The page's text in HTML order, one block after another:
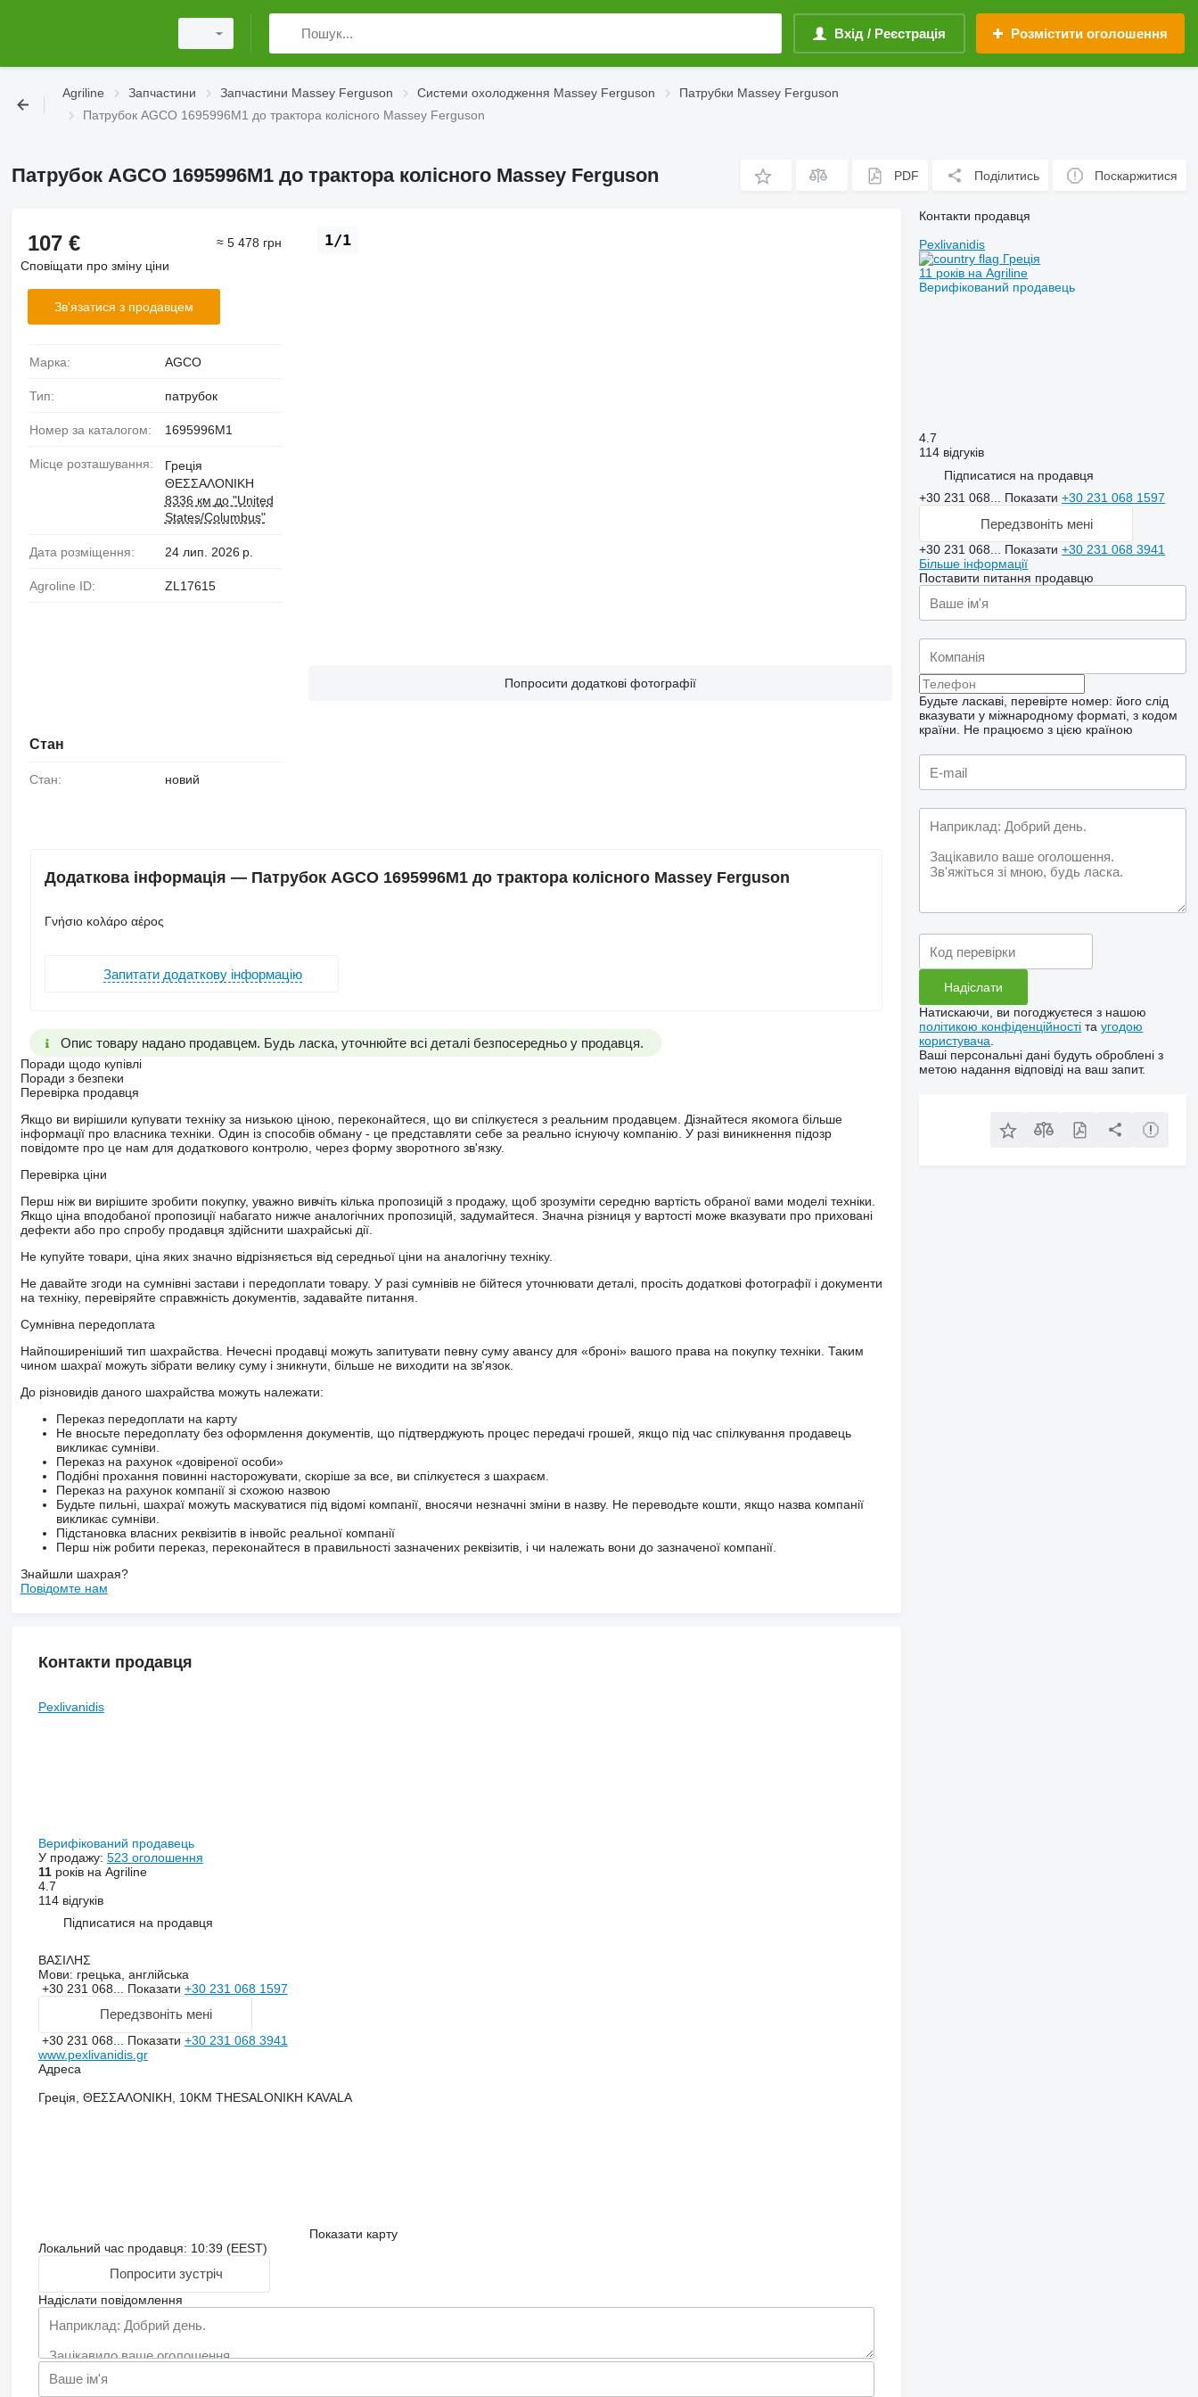
Вхід / Реєстрація Розмістити оголошення
Agriline Запчастини Запчастини Massey Ferguson Системи охолодження Massey Ferguson
Патрубки Massey Ferguson
Патрубок AGCO 1695996M1 до трактора колісного Massey Ferguson
Патрубок AGCO 1695996M1 до трактора колісного Massey Ferguson PDF Поділитись Поскаржитися
1/1
Попросити додаткові фотографії
107 €
≈ 5 478 грн
Сповіщати про зміну ціни
Зв'язатися з продавцем
Марка: AGCO
Тип: патрубок
Номер за каталогом: 1695996M1
Місце розташування:
Греція
ΘΕΣΣΑΛΟΝΙΚΗ
8336 км до "United
States/Columbus"
Дата розміщення: 24 лип. 2026 р.
Agroline ID: ZL17615
Стан
Стан: новий
Додаткова інформація — Патрубок AGCO 1695996M1 до трактора колісного Massey Ferguson
Γνήσιο κολάρο αέρος
Запитати додаткову інформацію
Опис товару надано продавцем. Будь ласка, уточнюйте всі деталі безпосередньо у продавця.
Поради щодо купівлі
Поради з безпеки
Перевірка продавця
Якщо ви вирішили купувати техніку за низькою ціною, переконайтеся, що ви спілкуєтеся з реальним продавцем. Дізнайтеся якомога більше
інформації про власника техніки. Один із способів обману - це представляти себе за реально існуючу компанію. У разі виникнення підозр
повідомте про це нам для додаткового контролю, через форму зворотного зв'язку.
Перевірка ціни
Перш ніж ви вирішите зробити покупку, уважно вивчіть кілька пропозицій з продажу, щоб зрозуміти середню вартість обраної вами моделі техніки.
Якщо ціна вподобаної пропозиції набагато нижче аналогічних пропозицій, задумайтеся. Значна різниця у вартості може вказувати про приховані
дефекти або про спробу продавця здійснити шахрайські дії.
Не купуйте товари, ціна яких значно відрізняється від середньої ціни на аналогічну техніку.
Не давайте згоди на сумнівні застави і передоплати товару. У разі сумнівів не бійтеся уточнювати деталі, просіть додаткові фотографії і документи
на техніку, перевіряйте справжність документів, задавайте питання.
Сумнівна передоплата
Найпоширеніший тип шахрайства. Нечесні продавці можуть запитувати певну суму авансу для «броні» вашого права на покупку техніки. Таким
чином шахраї можуть зібрати велику суму і зникнути, більше не виходити на зв'язок.
До різновидів даного шахрайства можуть належати:
Переказ передоплати на карту
Не вносьте передоплату без оформлення документів, що підтверджують процес передачі грошей, якщо під час спілкування продавець
викликає сумніви.
Переказ на рахунок «довіреної особи»
Подібні прохання повинні насторожувати, скоріше за все, ви спілкуєтеся з шахраєм.
Переказ на рахунок компанії зі схожою назвою
Будьте пильні, шахраї можуть маскуватися під відомі компанії, вносячи незначні зміни в назву. Не переводьте кошти, якщо назва компанії
викликає сумніви.
Підстановка власних реквізитів в інвойс реальної компанії
Перш ніж робити переказ, переконайтеся в правильності зазначених реквізитів, і чи належать вони до зазначеної компанії.
Знайшли шахрая?
Повідомте нам
Контакти продавця
Pexlivanidis
Верифікований продавець
У продажу: 523 оголошення
11років на Agriline
4.7
114 відгуків
Підписатися на продавця
ΒΑΣΙΛΗΣ
Мови: грецька, англійська
+30 231 068... Показати +30 231 068 1597
Передзвоніть мені
+30 231 068... Показати +30 231 068 3941
www.pexlivanidis.gr
Адреса
Греція, ΘΕΣΣΑΛΟΝΙΚΗ, 10KM THESALONIKH KAVALA
Показати карту
Локальний час продавця: 10:39 (EEST)
Попросити зустріч
Надіслати повідомлення
Контакти продавця
Pexlivanidis
Греція
11 років на Agriline
Верифікований продавець
4.7
114 відгуків
Підписатися на продавця
+30 231 068... Показати+30 231 068 1597
Передзвоніть мені
+30 231 068... Показати+30 231 068 3941
Більше інформації
Поставити питання продавцю
Будьте ласкаві, перевірте номер: його слід
вказувати у міжнародному форматі, з кодом
країни.
Не працюємо з цією країною
Натискаючи, ви погоджуєтеся з нашою
політикою конфіденційності таугодою
користувача
Ваші персональні дані будуть оброблені з
метою надання відповіді на ваш запит.